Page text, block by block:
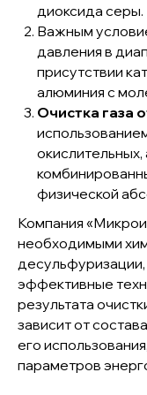
диоксида серы.
Важным
давления в
присутствии
алюминия с
Очистка газа
физической
Компания
необходимыми
эффективные
результата
зависит от
его
параметров
Продукция
О компании
Политика
623412, г. Каменск-
Отраслевые решения
Документы и
Политика в области
Новости